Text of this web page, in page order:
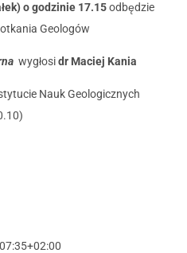
o godzinie 17.15odbędzie
Geologów
wygłosidr Maciej Kania
Nauk Geologicznych